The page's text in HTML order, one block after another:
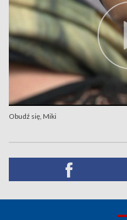
Obudź się, Miki